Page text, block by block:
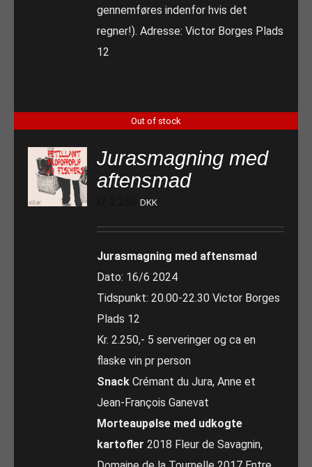
gennemføres indenfor hvis det
regner!). Adresse: Victor Borges Plads
12
Out of stock
Jurasmagning med
aftensmad
DKK
Jurasmagning med aftensmad
Dato: 16/6 2024
Tidspunkt: 20.00-22.30 Victor Borges
Plads 12
Kr. 2.250,- 5 serveringer og ca en
flaske vin pr person
SnackCrémant du Jura, Anne et
Jean-François Ganevat
Morteaupølse med udkogte
kartofler 2018 Fleur de Savagnin,